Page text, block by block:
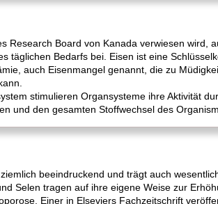
Research Board von Kanada verwiesen wird,
täglichen Bedarfs bei. Eisen ist eine
auch Eisenmangel genannt, die zu
stimulieren Organsysteme ihre Aktivität
und den gesamten Stoffwechsel des
beeindruckend und trägt auch
Selen tragen auf ihre eigene Weise zur
Einer in Elseviers Fachzeitschrift